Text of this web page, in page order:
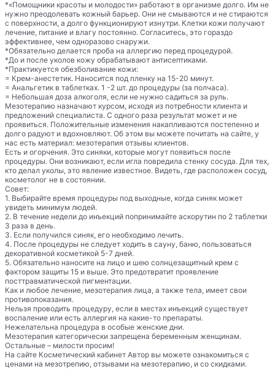
*«Помощники красоты и молодости» работают в организме долго. Им не
нужно преодолевать кожный барьер. Они не смываются и не стираются
с поверхности, а долго функционируют изнутри. Клетки кожи получают
лечение, питание и влагу постоянно. Согласитесь, это гораздо
эффективнее, чем одноразово снаружи.
*Обязательно делается проба на аллергию перед процедурой.
*До и после уколов кожу обрабатывают антисептиками.
*Практикуется обезболивание кожи:
= Крем-анестетик. Наносится под пленку на 15-20 минут.
= Анальгетик в таблетках. 1 -2 шт. до процедуры (за полчаса).
= Небольшая доза алкоголя, если не нужно садиться за руль.
Мезотерапию назначают курсом, исходя из потребности клиента и
предложений специалиста. С одного раза результат может и не
проявиться. Положительные изменения накапливаются постепенно и
долго радуют и вдохновляют. Об этом вы можете почитать на сайте, у
нас есть материал: мезотерапия отзывы клиентов.
Есть и огорчения. Это синяки, которые могут появиться после
процедуры. Они возникают, если игла повредила стенку сосуда. Для тех,
кто делал уколы, это явление известное. Видеть, где расположен сосуд,
косметолог не в состоянии.
Совет:
1. Выбирайте время процедуры под выходные, когда синяк может
увидеть минимум людей.
2. В течение недели до инъекций попринимайте аскорутин по 2 таблетки
3 раза в день.
3. Если получился синяк, его необходимо лечить.
4. После процедуры не следует ходить в сауну, баню, пользоваться
декоративной косметикой 5-7 дней.
5. Обязательно наносите на лицо и шею солнцезащитный крем с
фактором защиты 15 и выше. Это предотвратит проявление
посттравматической пигментации.
Как и любое лечение, мезотерапия лица, а также тела, имеет свои
противопоказания.
Нельзя проводить процедуру, если в местах инъекций существует
воспаление или есть аллергия на какие-то препараты.
Нежелательна процедура в особые женские дни.
Мезотерапия категорически запрещена беременным женщинам.
Остальные – милости просим!
На сайте Косметический кабинет Автор вы можете ознакомиться с
ценами на мезотрепию, отзывами на мезотерапию, и со скидками.